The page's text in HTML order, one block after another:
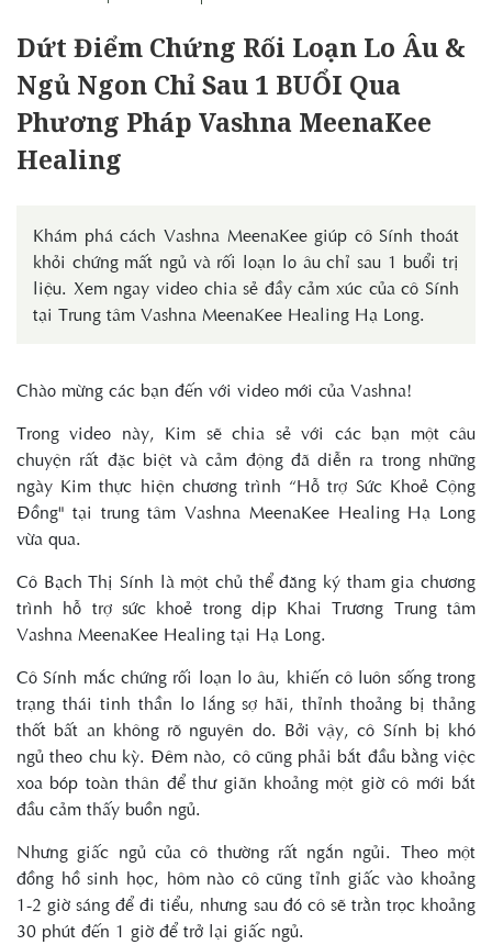
Dứt Điểm Chứng Rối Loạn Lo Âu &
Ngủ Ngon Chỉ Sau 1 BUỔI Qua
Phương Pháp Vashna MeenaKee
Healing
Khám phá cách Vashna MeenaKee giúp cô Sính thoát
khỏi chứng mất ngủ và rối loạn lo âu chỉ sau 1 buổi trị
liệu. Xem ngay video chia sẻ đầy cảm xúc của cô Sính
tại Trung tâm Vashna MeenaKee Healing Hạ Long.
Chào mừng các bạn đến với video mới của Vashna!
Trong video này, Kim sẽ chia sẻ với các bạn một câu
chuyện rất đặc biệt và cảm động đã diễn ra trong những
ngày Kim thực hiện chương trình “Hỗ trợ Sức Khoẻ Cộng
Đồng" tại trung tâm Vashna MeenaKee Healing Hạ Long
vừa qua.
Cô Bạch Thị Sính là một chủ thể đăng ký tham gia chương
trình hỗ trợ sức khoẻ trong dịp Khai Trương Trung tâm
Vashna MeenaKee Healing tại Hạ Long.
Cô Sính mắc chứng rối loạn lo âu, khiến cô luôn sống trong
trạng thái tinh thần lo lắng sợ hãi, thỉnh thoảng bị thảng
thốt bất an không rõ nguyên do. Bởi vậy, cô Sính bị khó
ngủ theo chu kỳ. Đêm nào, cô cũng phải bắt đầu bằng việc
xoa bóp toàn thân để thư giãn khoảng một giờ cô mới bắt
đầu cảm thấy buồn ngủ.
Nhưng giấc ngủ của cô thường rất ngắn ngủi. Theo một
đồng hồ sinh học, hôm nào cô cũng tỉnh giấc vào khoảng
1-2 giờ sáng để đi tiểu, nhưng sau đó cô sẽ trằn trọc khoảng
30 phút đến 1 giờ để trở lại giấc ngủ.